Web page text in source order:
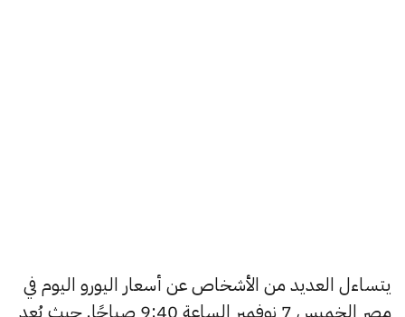
يتساءل العديد من الأشخاص عن أسعار اليورو اليوم في
مصر الخميس 7 نوفمبر الساعة 9:40 صباحًا. حيث يُعد